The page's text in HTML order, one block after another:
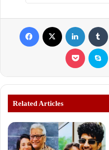
Related Articles